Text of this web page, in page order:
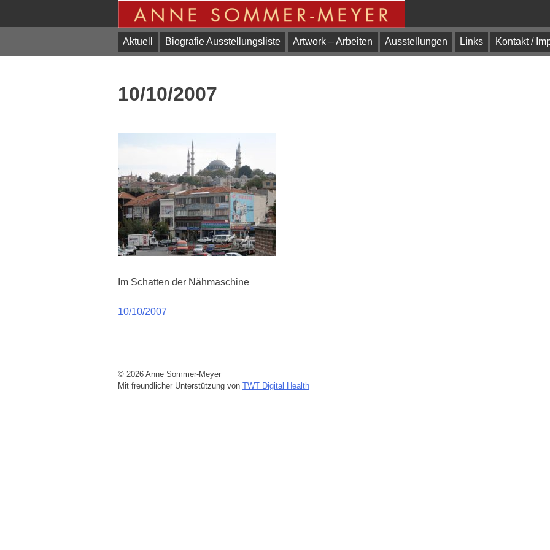
Aktuell Biografie Ausstellungsliste Artwork – Arbeiten Ausstellungen Links Kontakt /
10/10/2007
Im Schatten der Nähmaschine
Beitragsnavigation
10/10/2007
© 2026 Anne Sommer-Meyer
Mit freundlicher Unterstützung von TWT Digital Health